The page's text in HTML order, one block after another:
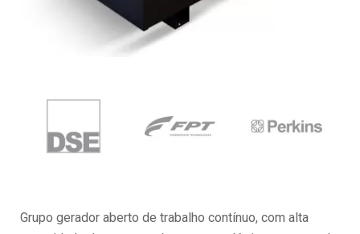
Grupo gerador aberto de trabalho contínuo, com alta